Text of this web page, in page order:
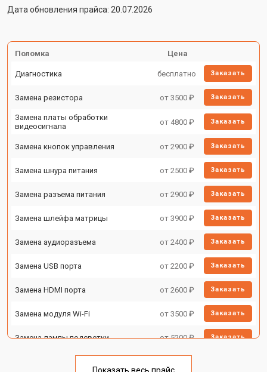
Дата обновления прайса: 20.07.2026
Поломка Цена
Диагностика бесплатно Заказать
Замена резистора от 3500 ₽ Заказать
Замена платы обработки
видеосигнала
от 4800 ₽ Заказать
Замена кнопок управления от 2900 ₽ Заказать
Замена шнура питания от 2500 ₽ Заказать
Замена разъема питания от 2900 ₽ Заказать
Замена шлейфа матрицы от 3900 ₽ Заказать
Замена аудиоразъема от 2400 ₽ Заказать
Замена USB порта от 2200 ₽ Заказать
Замена HDMI порта от 2600 ₽ Заказать
Замена модуля Wi-Fi от 3500 ₽ Заказать
Замена лампы подсветки от 5200 ₽ Заказать